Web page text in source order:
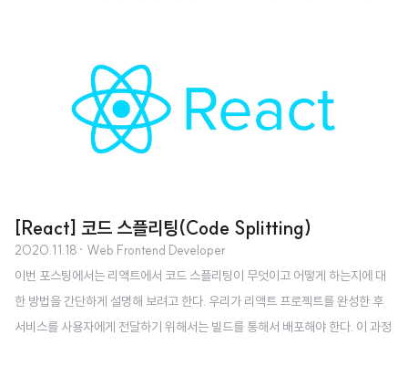
컴퓨터의 장점을 가장 잘 이용하는 방법이다. 컴퓨터의 최대 장점은 속도가 빠
르다는 것이기 때문이다. 6.2 재귀 호출과 완전 탐색 재귀 호출 재귀 함수란 자
신이 수행할 작업을 유사한 형태의 여러 조각으로 쪼갠 뒤 그 중 한 조각을 수행
하고, 나머지를 자기 자신을 호출해 실행하는 함수를 가리킨다. 예를 들면 ..
[React] 코드 스플리팅(Code Splitting)
2020.11.18 · Web Frontend Developer
이번 포스팅에서는 리액트에서 코드 스플리팅이 무엇이고 어떻게 하는지에 대
한 방법을 간단하게 설명해 보려고 한다. 우리가 리액트 프로젝트를 완성한 후
서비스를 사용자에게 전달하기 위해서는 빌드를 통해서 배포해야 한다. 이 과정